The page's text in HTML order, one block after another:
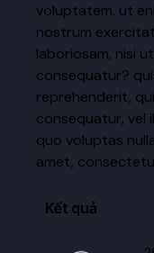
voluptatem. ut
nostrum
laboriosam, nisi
consequatur?
reprehenderit,
consequatur, vel
quo voluptas
amet,
Kết quả